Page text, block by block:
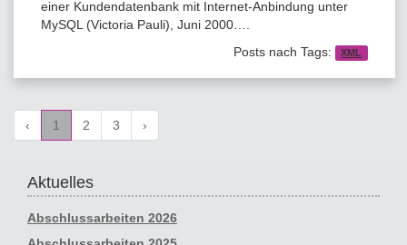
einer Kundendatenbank mit Internet-Anbindung unter
MySQL (Victoria Pauli), Juni 2000….
Posts nach Tags:
XML
‹ 1 2 3 ›
Aktuelles
Abschlussarbeiten 2026